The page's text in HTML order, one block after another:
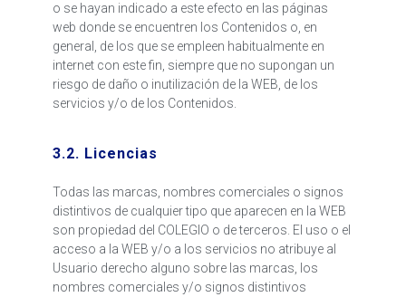
o se hayan indicado a este efecto en las páginas
web donde se encuentren los Contenidos o, en
general, de los que se empleen habitualmente en
internet con este fin, siempre que no supongan un
riesgo de daño o inutilización de la WEB, de los
servicios y/o de los Contenidos.
3.2. Licencias
Todas las marcas, nombres comerciales o signos
distintivos de cualquier tipo que aparecen en la WEB
son propiedad del COLEGIO o de terceros. El uso o el
acceso a la WEB y/o a los servicios no atribuye al
Usuario derecho alguno sobre las marcas, los
nombres comerciales y/o signos distintivos